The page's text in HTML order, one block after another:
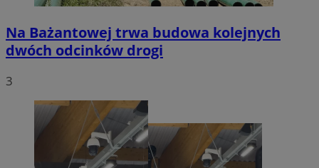
Na Bażantowej trwa budowa kolejnych
dwóch odcinków drogi
3